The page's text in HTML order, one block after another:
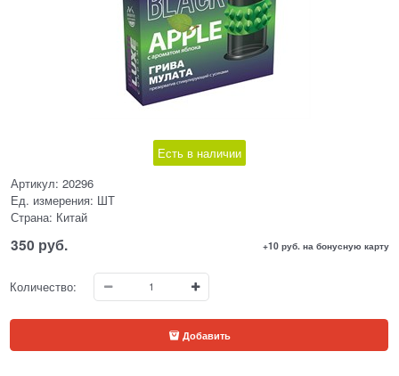
Есть в наличии
Артикул: 20296
Ед. измерения: ШТ
Страна: Китай
350 руб. +10 руб. на бонусную карту
Количество:
Добавить